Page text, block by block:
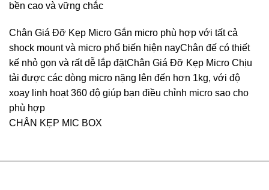
bền cao và vững chắc
Chân Giá Đỡ Kẹp Micro Gắn micro phù hợp với tất cả
shock mount và micro phổ biến hiện nayChân đế có thiết
kế nhỏ gọn và rất dễ lắp đặtChân Giá Đỡ Kẹp Micro Chịu
tải được các dòng micro nặng lên đến hơn 1kg, với độ
xoay linh hoạt 360 độ giúp bạn điều chỉnh micro sao cho
phù hợp
CHÂN KẸP MIC BOX